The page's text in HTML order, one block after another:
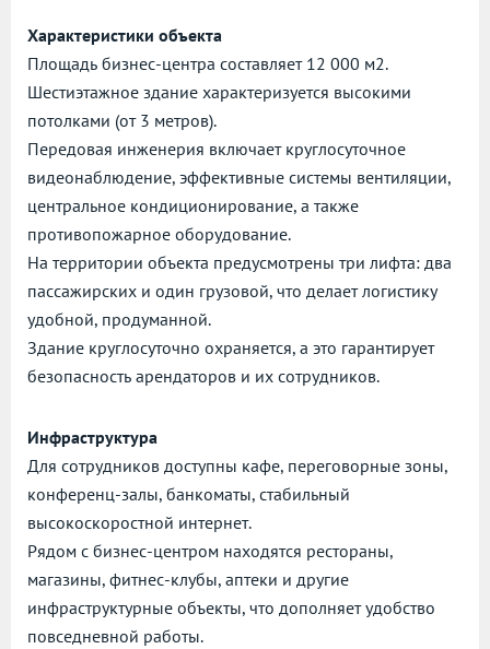
Характеристики объекта
Площадь бизнес-центра составляет 12 000 м2.
Шестиэтажное здание характеризуется высокими
потолками (от 3 метров).
Передовая инженерия включает круглосуточное
видеонаблюдение, эффективные системы вентиляции,
центральное кондиционирование, а также
противопожарное оборудование.
На территории объекта предусмотрены три лифта: два
пассажирских и один грузовой, что делает логистику
удобной, продуманной.
Здание круглосуточно охраняется, а это гарантирует
безопасность арендаторов и их сотрудников.
Инфраструктура
Для сотрудников доступны кафе, переговорные зоны,
конференц-залы, банкоматы, стабильный
высокоскоростной интернет.
Рядом с бизнес-центром находятся рестораны,
магазины, фитнес-клубы, аптеки и другие
инфраструктурные объекты, что дополняет удобство
повседневной работы.